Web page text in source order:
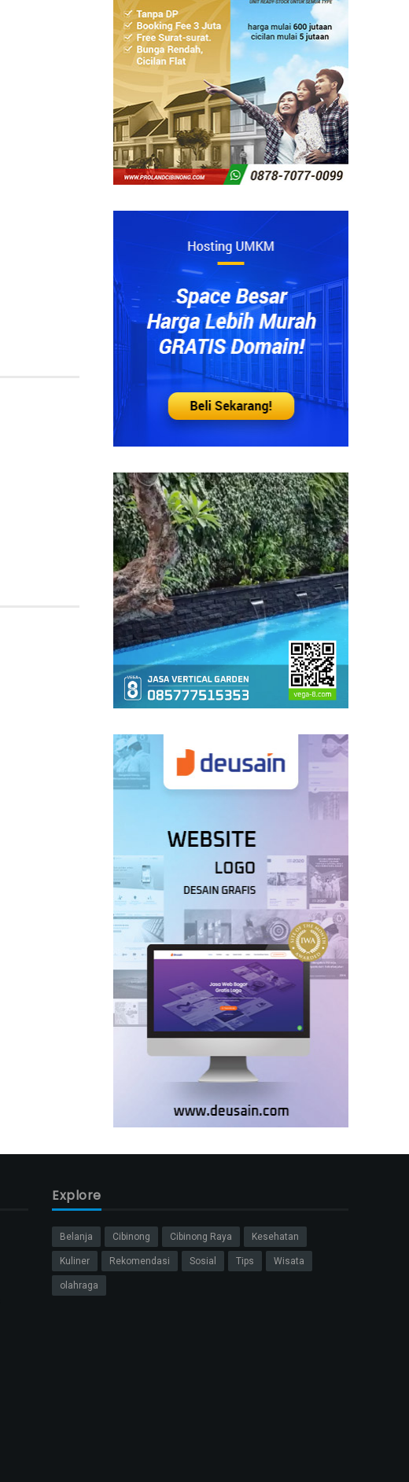
Explore
Belanja Cibinong Cibinong Raya Kesehatan
Kuliner Rekomendasi Sosial Tips Wisata
olahraga